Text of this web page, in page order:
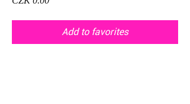
Add to favorites